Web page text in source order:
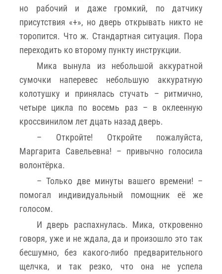
но рабочий и даже громкий, по датчику
присутствия «+», но дверь открывать никто не
торопится. Что ж. Стандартная ситуация. Пора
переходить ко второму пункту инструкции.
Мика вынула из небольшой аккуратной
сумочки наперевес небольшую аккуратную
колотушку и принялась стучать – ритмично,
четыре цикла по восемь раз – в оклеенную
кроссвинилом лет дцать назад дверь.
– Откройте! Откройте пожалуйста,
Маргарита Савельевна! – привычно голосила
волонтёрка.
– Только две минуты вашего времени! –
помогал индивидуальный помощник её же
голосом.
И дверь распахнулась. Мика, откровенно
говоря, уже и не ждала, да и произошло это так
бесшумно, без какого-либо предварительного
щелчка, и так резко, что она не успела